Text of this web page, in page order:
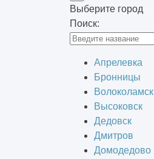
Выберите город
Поиск:
Апрелевка
Бронницы
Волоколамск
Высоковск
Дедовск
Дмитров
Домодедово